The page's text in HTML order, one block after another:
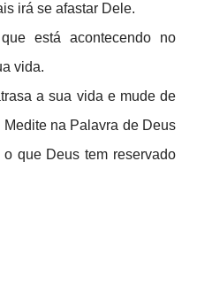
irá se afastar Dele.
está acontecendo no
vida.
a sua vida e mude de
na Palavra de Deus
que Deus tem reservado